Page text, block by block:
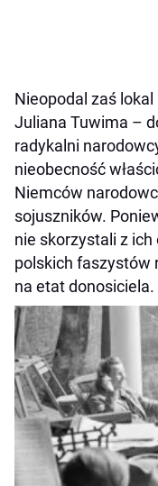
Nieopodal zaś
Juliana Tuwima –
radykalni
nieobecność
Niemców
sojuszników.
nie skorzystali z
polskich faszystów
na etat donosiciela.